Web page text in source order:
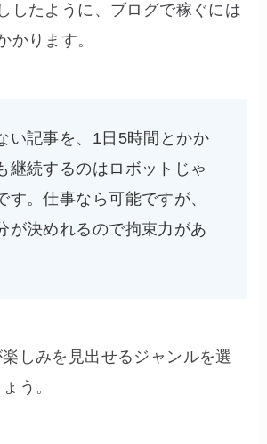
したように、ブログで稼ぐには
かります。
い記事を、1日5時間とかか
継続するのはロボットじゃ
す。仕事なら可能ですが、
が決めれるので拘束力があ
しみを見出せるジャンルを選
う。